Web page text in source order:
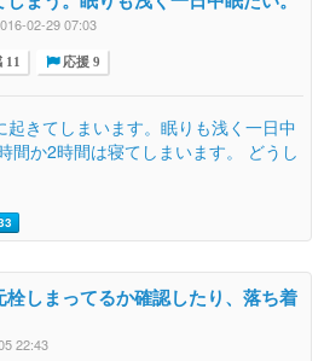
02-29 07:03
11 応援 9
きてしまいます。眠りも浅く一日中
間か2時間は寝てしまいます。 どうし
しまってるか確認したり、落ち着
22:43